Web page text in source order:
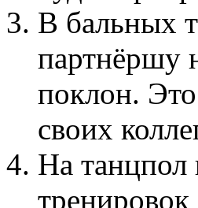
В бальных
партнёршу
поклон.
своих
На танцпол